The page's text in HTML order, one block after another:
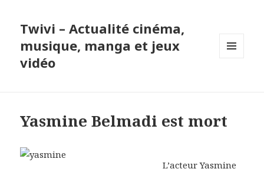
Twivi – Actualité cinéma,
musique, manga et jeux
vidéo
Yasmine Belmadi est mort
L’acteur Yasmine